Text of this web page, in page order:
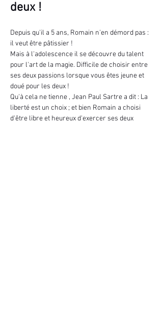
deux !
Depuis qu'il a 5 ans, Romain n'en démord pas :
il veut être pâtissier !
Mais à l'adolescence il se découvre du talent
pour l'art de la magie. Difficile de choisir entre
ses deux passions lorsque vous êtes jeune et
doué pour les deux !
Qu'à cela ne tienne , Jean Paul Sartre a dit : La
liberté est un choix ; et bien Romain a choisi
d'être libre et heureux d'exercer ses deux